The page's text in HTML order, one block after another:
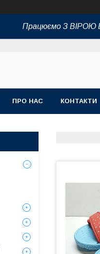
Працюємо З ВІРОЮ
ПРО НАС КОНТАКТИ